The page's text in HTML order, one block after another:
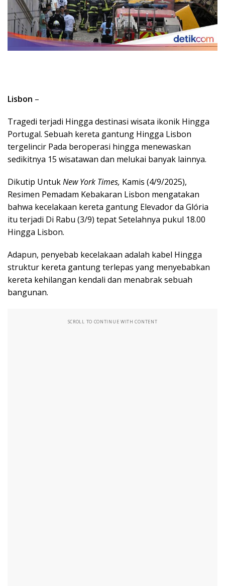
Lisbon –
Tragedi terjadi Hingga destinasi wisata ikonik Hingga
Portugal. Sebuah kereta gantung Hingga Lisbon
tergelincir Pada beroperasi hingga menewaskan
sedikitnya 15 wisatawan dan melukai banyak lainnya.
Dikutip UntukNew York Times, Kamis (4/9/2025),
Resimen Pemadam Kebakaran Lisbon mengatakan
bahwa kecelakaan kereta gantung Elevador da Glória
itu terjadi Di Rabu (3/9) tepat Setelahnya pukul 18.00
Hingga Lisbon.
Adapun, penyebab kecelakaan adalah kabel Hingga
struktur kereta gantung terlepas yang menyebabkan
kereta kehilangan kendali dan menabrak sebuah
bangunan.
SCROLL TO CONTINUE WITH CONTENT